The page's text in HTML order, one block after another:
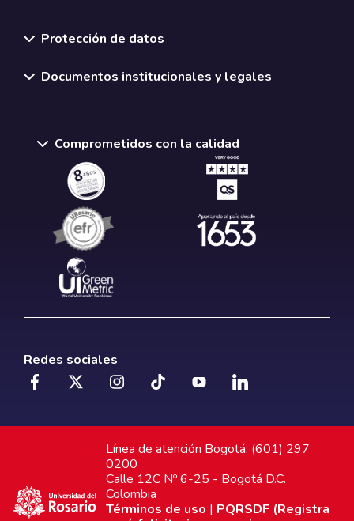
Protección de datos
Documentos institucionales y legales
Comprometidos con la calidad
Redes sociales
Línea de atención Bogotá: (601) 297
0200
Calle 12C Nº 6-25 - Bogotá D.C.
Colombia
Términos de uso | PQRSDF (Registra